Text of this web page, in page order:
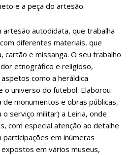
e a peça do artesão.
artesão autodidata, que trabalha
diferentes materiais, que
cartão e missanga. O seu trabalho
etnográfico e religioso,
como a heráldica
o universo do futebol. Elaborou
de monumentos e obras públicas,
serviço militar) a Leiria, onde
com especial atenção ao detalhe
participações em inúmeras
em vários museus,